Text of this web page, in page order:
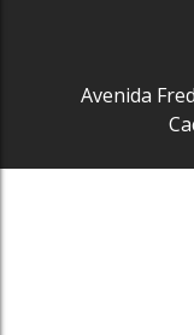
Avenida